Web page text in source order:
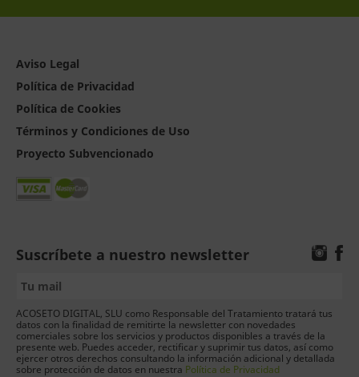
Aviso Legal
Política de Privacidad
Política de Cookies
Términos y Condiciones de Uso
Proyecto Subvencionado
Suscríbete a nuestro newsletter
ACOSETO DIGITAL, SLU como Responsable del Tratamiento tratará tus
datos con la finalidad de remitirte la newsletter con novedades
comerciales sobre los servicios y productos disponibles a través de la
presente web. Puedes acceder, rectificar y suprimir tus datos, así como
ejercer otros derechos consultando la información adicional y detallada
sobre protección de datos en nuestra Política de Privacidad